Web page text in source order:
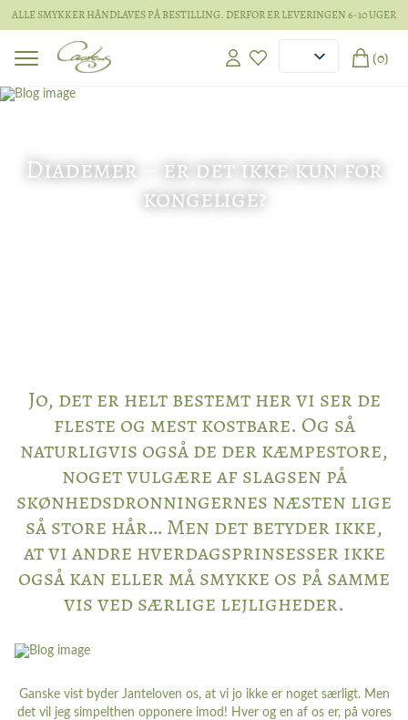
ALLE SMYKKER HÅNDLAVES PÅ BESTILLING. DERFOR ER LEVERINGEN 6-10 UGER
(0)
Diademer – er det ikke kun for
kongelige?
Jo, det er helt bestemt her vi ser de
fleste og mest kostbare. Og så
naturligvis også de der kæmpestore,
noget vulgære af slagsen på
skønhedsdronningernes næsten lige
så store hår… Men det betyder ikke,
at vi andre hverdagsprinsesser ikke
også kan eller må smykke os på samme
vis ved særlige lejligheder.
Ganske vist byder Janteloven os, at vi jo ikke er noget særligt. Men
det vil jeg simpelthen opponere imod! Hver og en af os er, på vores